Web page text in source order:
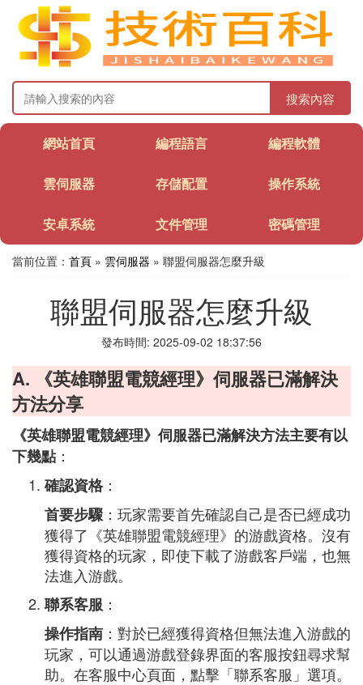
搜索內容
網站首頁 編程語言 編程軟體
雲伺服器 存儲配置 操作系統
安卓系統 文件管理 密碼管理
當前位置： 首頁 » 雲伺服器 » 聯盟伺服器怎麼升級
聯盟伺服器怎麼升級
發布時間: 2025-09-02 18:37:56
A. 《英雄聯盟電競經理》伺服器已滿解決
方法分享
《英雄聯盟電競經理》伺服器已滿解決方法主要有以
下幾點：
確認資格：
首要步驟 ：玩家需要首先確認自己是否已經成功
獲得了《英雄聯盟電競經理》的游戲資格。沒有
獲得資格的玩家，即使下載了游戲客戶端，也無
法進入游戲。
聯系客服 ：
操作指南 ：對於已經獲得資格但無法進入游戲的
玩家，可以通過游戲登錄界面的客服按鈕尋求幫
助。在客服中心頁面，點擊「聯系客服」選項。